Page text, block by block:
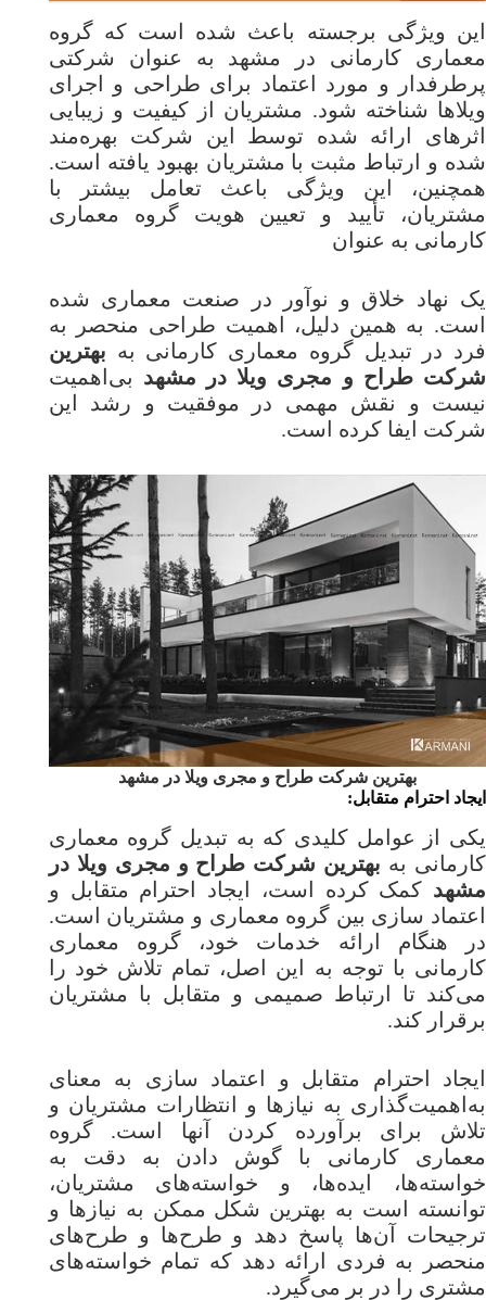
این ویژگی برجسته باعث شده است که گروه
معماری کارمانی در مشهد به عنوان شرکتی
پرطرفدار و مورد اعتماد برای طراحی و اجرای
ویلاها شناخته شود. مشتریان از کیفیت و زیبایی
اثرهای ارائه شده توسط این شرکت بهره‌مند
شده و ارتباط مثبت با مشتریان بهبود یافته است.
همچنین، این ویژگی باعث تعامل بیشتر با
مشتریان، تأیید و تعیین هویت گروه معماری
کارمانی به عنوان
یک نهاد خلاق و نوآور در صنعت معماری شده
است. به همین دلیل، اهمیت طراحی منحصر به
فرد در تبدیل گروه معماری کارمانی به بهترین
شرکت طراح و مجری ویلا در مشهد بی‌اهمیت
نیست و نقش مهمی در موفقیت و رشد این
شرکت ایفا کرده است.
بهترین شرکت طراح و مجری ویلا در مشهد
ایجاد احترام متقابل:
یکی از عوامل کلیدی که به تبدیل گروه معماری
کارمانی به بهترین شرکت طراح و مجری ویلا در
مشهد کمک کرده است، ایجاد احترام متقابل و
اعتماد سازی بین گروه معماری و مشتریان است.
در هنگام ارائه خدمات خود، گروه معماری
کارمانی با توجه به این اصل، تمام تلاش خود را
می‌کند تا ارتباط صمیمی و متقابل با مشتریان
برقرار کند.
ایجاد احترام متقابل و اعتماد سازی به معنای
به‌اهمیت‌گذاری به نیازها و انتظارات مشتریان و
تلاش برای برآورده کردن آنها است. گروه
معماری کارمانی با گوش دادن به دقت به
خواسته‌ها، ایده‌ها، و خواسته‌های مشتریان،
توانسته است به بهترین شکل ممکن به نیازها و
ترجیحات آن‌ها پاسخ دهد و طرح‌ها و طرح‌های
منحصر به فردی ارائه دهد که تمام خواسته‌های
مشتری را در بر می‌گیرد.